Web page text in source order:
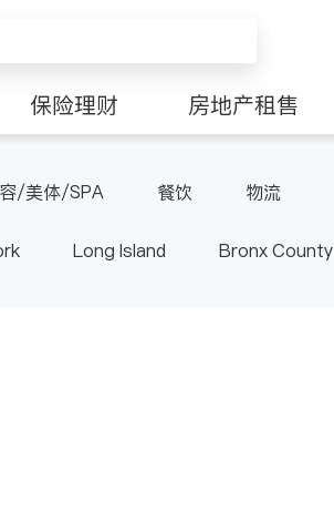
保险理财 房地产租售
/美体/SPA 餐饮 物流
Long Island Bronx County